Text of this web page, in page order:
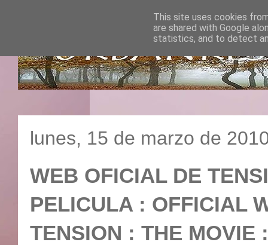
lunes, 15 de marzo de
WEB OFICIAL DE
PELICULA : OFFICIAL
TENSION : THE MOVIE
This site uses cookies
are shared with Google
statistics, and to detect